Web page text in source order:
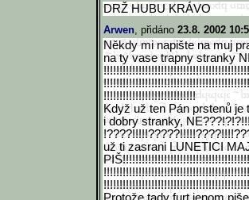
DRŽ HUBU KRÁVO
Arwen, přidáno 23.8. 2002
Někdy mi napište na muj
na ty vase trapny stranky
!!!!!!!!!!!!!!!!!!!!!!!!!!!!!!
!!!!!!!!!!!!!!!!!!!!!!!!!!!!!!
!!!!!!!!!!!!!!!!!!!!!!!!!!!!!
Když už ten Pán prstenů
i dobry stranky,
!????!!!!!?????!!!!!????!!!!??
už ti zasrani LUNETICI
PIŠ!!!!!!!!!!!!!!!!!!!!!!!!!!!
!!!!!!!!!!!!!!!!!!!!!!!!!!!!!!
!!!!!!!!!!!!!!!!!!!!!!!!!!!!!!